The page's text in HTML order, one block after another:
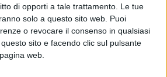
di opporti a tale trattamento. Le tue
solo a questo sito web. Puoi
o revocare il consenso in qualsiasi
sito e facendo clic sul pulsante
web.